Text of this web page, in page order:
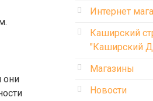
они
Интернет
Каширский
"Каширский
Магазины
Новости